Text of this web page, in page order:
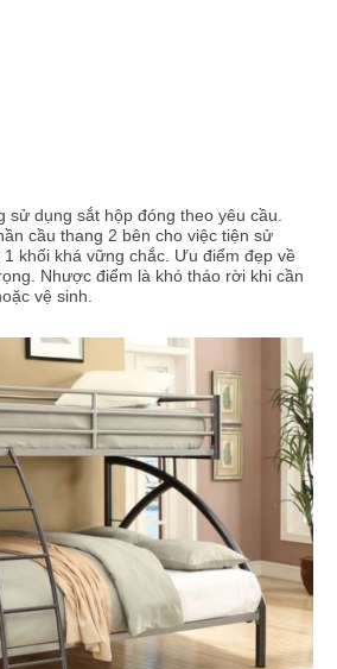
sử dụng sắt hộp đóng theo yêu cầu.
cầu thang 2 bên cho việc tiện sử
khối khá vững chắc. Ưu điểm đẹp về
Nhược điểm là khó tháo rời khi cần
vệ sinh.